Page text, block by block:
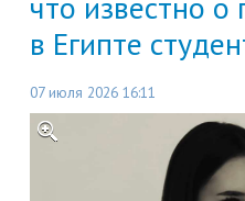
в Египте
07 июля 2026 16:11